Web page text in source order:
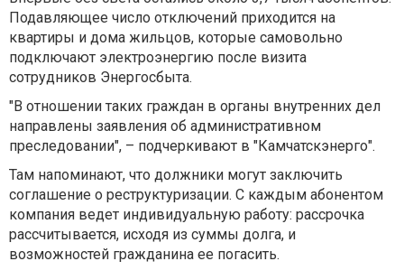
Подавляющее число отключений приходится на
квартиры и дома жильцов, которые самовольно
подключают электроэнергию после визита
сотрудников Энергосбыта.
"В отношении таких граждан в органы внутренних дел
направлены заявления об административном
преследовании", – подчеркивают в "Камчатскэнерго".
Там напоминают, что должники могут заключить
соглашение о реструктуризации. С каждым абонентом
компания ведет индивидуальную работу: рассрочка
рассчитывается, исходя из суммы долга, и
возможностей гражданина ее погасить.